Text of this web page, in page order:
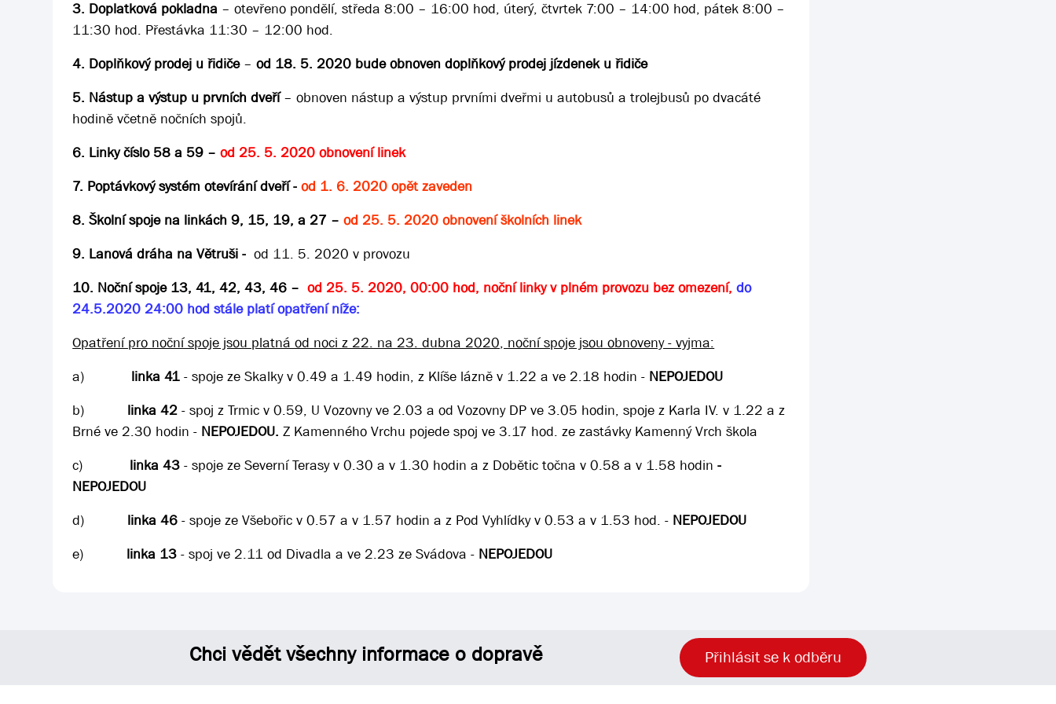
3. Doplatková pokladna – otevřeno pondělí, středa 8:00 – 16:00 hod, úterý, čtvrtek 7:00 – 14:00 hod, pátek 8:00 –
11:30 hod. Přestávka 11:30 – 12:00 hod.
4. Doplňkový prodej u řidiče–od 18. 5. 2020 bude obnoven doplňkový prodej jízdenek u řidiče
5. Nástup a výstup u prvních dveří– obnoven nástup a výstup prvními dveřmi u autobusů a trolejbusů po dvacáté
hodině včetně nočních spojů.
6. Linky číslo 58 a 59 –od 25. 5. 2020 obnovení linek
7. Poptávkový systém otevírání dveří -od 1. 6. 2020 opět zaveden
8. Školní spoje na linkách 9, 15, 19, a 27 –od 25. 5. 2020 obnovení školních linek
9. Lanová dráha na Větruši -od 11. 5. 2020 v provozu
10. Noční spoje 13, 41, 42, 43, 46 –od 25. 5. 2020, 00:00 hod, noční linky v plném provozu bez omezení,do
24.5.2020 24:00 hod stále platí opatření níže:
Opatření pro noční spoje jsou platná od noci z 22. na 23. dubna 2020, noční spoje jsou obnoveny - vyjma:
a) linka 41 - spoje ze Skalky v 0.49 a 1.49 hodin, z Klíše lázně v 1.22 a ve 2.18 hodin - NEPOJEDOU
b) linka 42- spoj z Trmic v 0.59, U Vozovny ve 2.03 a od Vozovny DP ve 3.05 hodin, spoje z Karla IV. v 1.22 a z
Brné ve 2.30 hodin - NEPOJEDOU. Z Kamenného Vrchu pojede spoj ve 3.17 hod. ze zastávky Kamenný Vrch škola
c)
linka 43- spoje ze Severní Terasy v 0.30 a v 1.30 hodin a z Dobětic točna v 0.58 a v 1.58 hodin-
NEPOJEDOU
d)
linka 46 - spoje ze Všebořic v 0.57 a v 1.57 hodin a z Pod Vyhlídky v 0.53 a v 1.53 hod. - NEPOJEDOU
e) linka 13- spoj ve 2.11 od Divadla a ve 2.23 ze Svádova - NEPOJEDOU
Chci vědět všechny informace o dopravě Přihlásit se k odběru